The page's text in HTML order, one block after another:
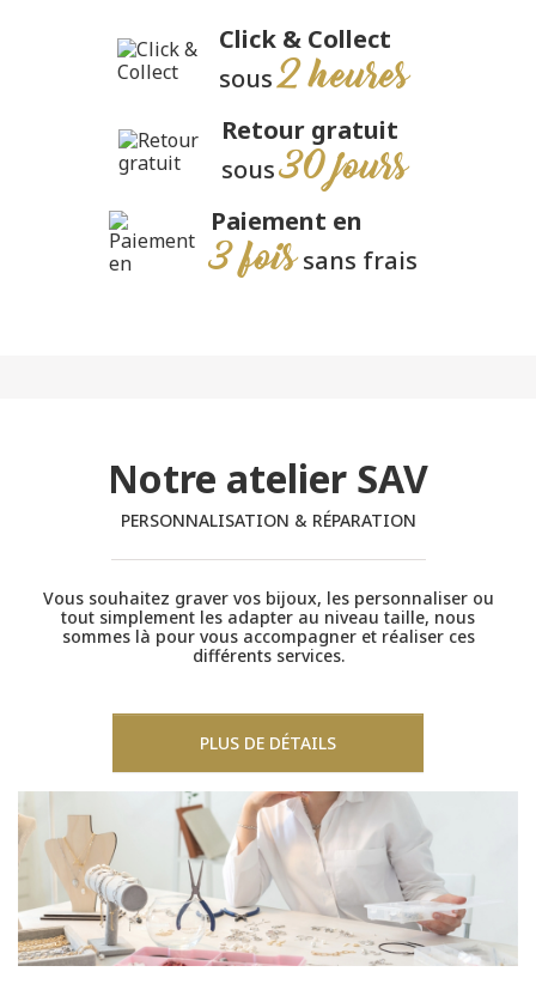
Click & Collect
sous2 heures
Retour gratuit
sous30 jours
Paiement en
3 foissans frais
Notre atelier SAV
PERSONNALISATION & RÉPARATION
Vous souhaitez graver vos bijoux, les personnaliser ou
tout simplement les adapter au niveau taille, nous
sommes là pour vous accompagner et réaliser ces
différents services.
PLUS DE DÉTAILS